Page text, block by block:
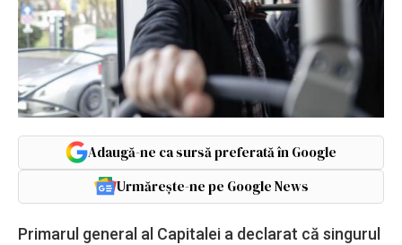
Adaugă-ne ca sursă preferată în Google
Urmărește-ne pe Google News
Primarul general al Capitalei a declarat că singurul